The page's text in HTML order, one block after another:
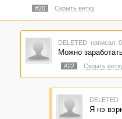
#20 Скрыть ветку
DELETED написал
Можно
#22 Скрыть
DELETED
Я нэ